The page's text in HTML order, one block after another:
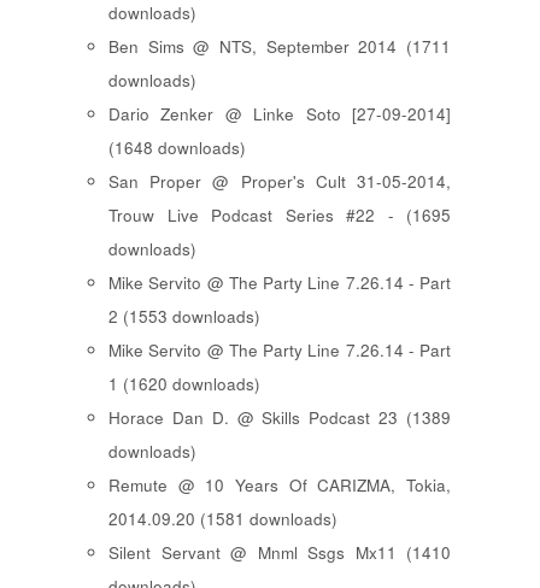
downloads)
Ben Sims @ NTS, September 2014 (1711
downloads)
Dario Zenker @ Linke Soto [27-09-2014]
(1648 downloads)
San Proper @ Proper's Cult 31-05-2014,
Trouw Live Podcast Series #22 - (1695
downloads)
Mike Servito @ The Party Line 7.26.14 - Part
2 (1553 downloads)
Mike Servito @ The Party Line 7.26.14 - Part
1 (1620 downloads)
Horace Dan D. @ Skills Podcast 23 (1389
downloads)
Remute @ 10 Years Of CARIZMA, Tokia,
2014.09.20 (1581 downloads)
Silent Servant @ Mnml Ssgs Mx11 (1410